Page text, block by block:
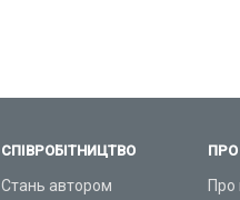
СПІВРОБІТНИЦТВО
Стань автором
Про